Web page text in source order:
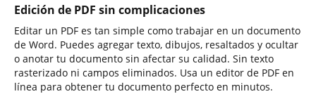
Edición de PDF sin complicaciones
Editar un PDF es tan simple como trabajar en un documento
de Word. Puedes agregar texto, dibujos, resaltados y ocultar
o anotar tu documento sin afectar su calidad. Sin texto
rasterizado ni campos eliminados. Usa un editor de PDF en
línea para obtener tu documento perfecto en minutos.